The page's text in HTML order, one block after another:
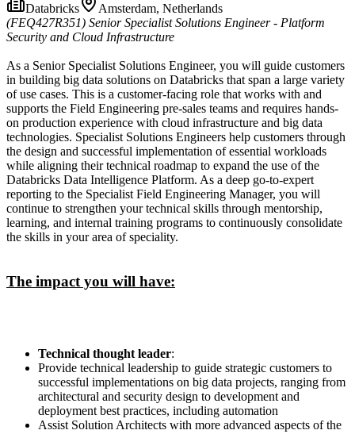
Databricks
Amsterdam, Netherlands
(FEQ427R351) Senior Specialist Solutions Engineer - Platform
Security and Cloud Infrastructure
As a Senior Specialist Solutions Engineer, you will guide customers
in building big data solutions on Databricks that span a large variety
of use cases. This is a customer-facing role that works with and
supports the Field Engineering pre-sales teams and requires hands-
on production experience with cloud infrastructure and big data
technologies. Specialist Solutions Engineers help customers through
the design and successful implementation of essential workloads
while aligning their technical roadmap to expand the use of the
Databricks Data Intelligence Platform. As a deep go-to-expert
reporting to the Specialist Field Engineering Manager, you will
continue to strengthen your technical skills through mentorship,
learning, and internal training programs to continuously consolidate
the skills in your area of speciality.
The impact you will have:
Technical thought leader:
Provide technical leadership to guide strategic customers to
successful implementations on big data projects, ranging from
architectural and security design to development and
deployment best practices, including automation
Assist Solution Architects with more advanced aspects of the